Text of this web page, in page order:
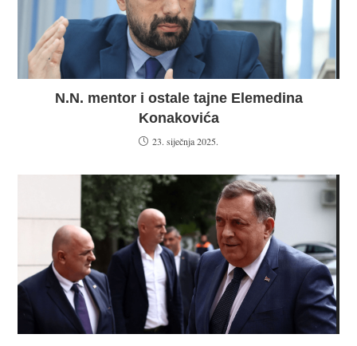
N.N. mentor i ostale tajne Elemedina
Konakovića
23. siječnja 2025.